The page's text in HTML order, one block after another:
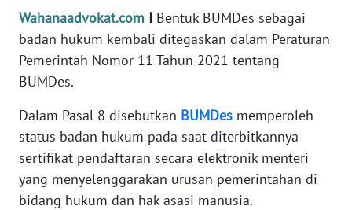
Wahanaadvokat.com I Bentuk BUMDes sebagai
badan hukum kembali ditegaskan dalam Peraturan
Pemerintah Nomor 11 Tahun 2021 tentang
BUMDes.
Dalam Pasal 8 disebutkan BUMDes memperoleh
status badan hukum pada saat diterbitkannya
sertifikat pendaftaran secara elektronik menteri
yang menyelenggarakan urusan pemerintahan di
bidang hukum dan hak asasi manusia.
WALINKI
Informasi
INDEKS
KAMI